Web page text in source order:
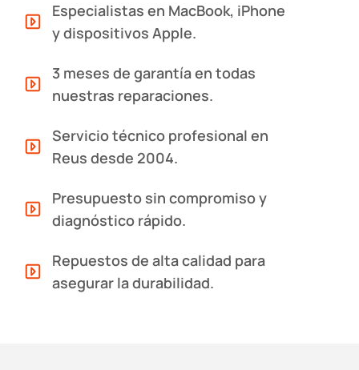
Especialistas en MacBook, iPhone
y dispositivos Apple.
3 meses de garantía en todas
nuestras reparaciones.
Servicio técnico profesional en
Reus desde 2004.
Presupuesto sin compromiso y
diagnóstico rápido.
Repuestos de alta calidad para
asegurar la durabilidad.